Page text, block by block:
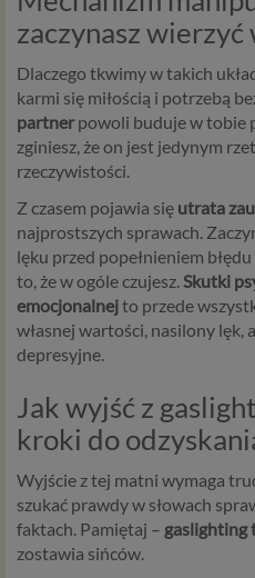
zaczynasz wierzyć
Dlaczego tkwimy w takich
karmi się miłością i potrzebą
partnerpowoli buduje w tobie
zginiesz, że on jest jedynym
rzeczywistości.
Z czasem pojawia się utrata
najprostszych sprawach.
lęku przed popełnieniem
to, że w ogóle czujesz.Skutki
emocjonalnejto przede
własnej wartości, nasilony lęk,
depresyjne.
Jak wyjść z
kroki do
Wyjście z tej matni wymaga
szukać prawdy w słowach
faktach. Pamiętaj – gaslighting
zostawia sińców.